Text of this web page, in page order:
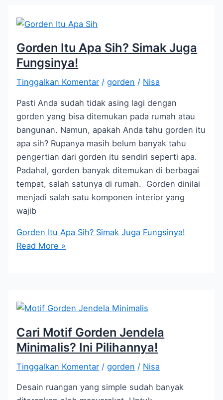
Gorden Itu Apa Sih? Simak Juga
Fungsinya!
Tinggalkan Komentar /gorden / Nisa
Pasti Anda sudah tidak asing lagi dengan
gorden yang bisa ditemukan pada rumah atau
bangunan. Namun, apakah Anda tahu gorden itu
apa sih? Rupanya masih belum banyak tahu
pengertian dari gorden itu sendiri seperti apa.
Padahal, gorden banyak ditemukan di berbagai
tempat, salah satunya di rumah. Gorden dinilai
menjadi salah satu komponen interior yang
wajib
Gorden Itu Apa Sih? Simak Juga Fungsinya!
Read More »
Cari Motif Gorden Jendela
Minimalis? Ini Pilihannya!
Tinggalkan Komentar /gorden / Nisa
Desain ruangan yang simple sudah banyak